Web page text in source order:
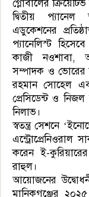
গ্লোবালের
দ্বিতীয়
এডুকেশনের
প্যানেলিস্ট
কাজী নওশাবা,
সম্পাদক ও ভোরের
রহমান সোহেল
প্রেসিডেন্ট ও
নিলাভ।
স্বতন্ত্র সেশনে
এন্ট্রোপ্রেনিওরাল
করেন ই-কুরিয়ারের
রাহুল।
আয়োজনের
মানিকগঞ্জের